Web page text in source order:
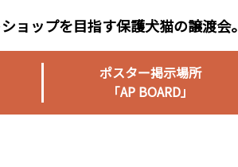
ョップを目指す保護犬猫の譲渡会。
ポスター掲示場所
「AP BOARD」